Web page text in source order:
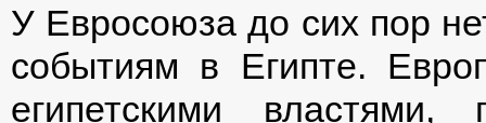
У Евросоюза до сих пор
событиям в Египте.
египетскими